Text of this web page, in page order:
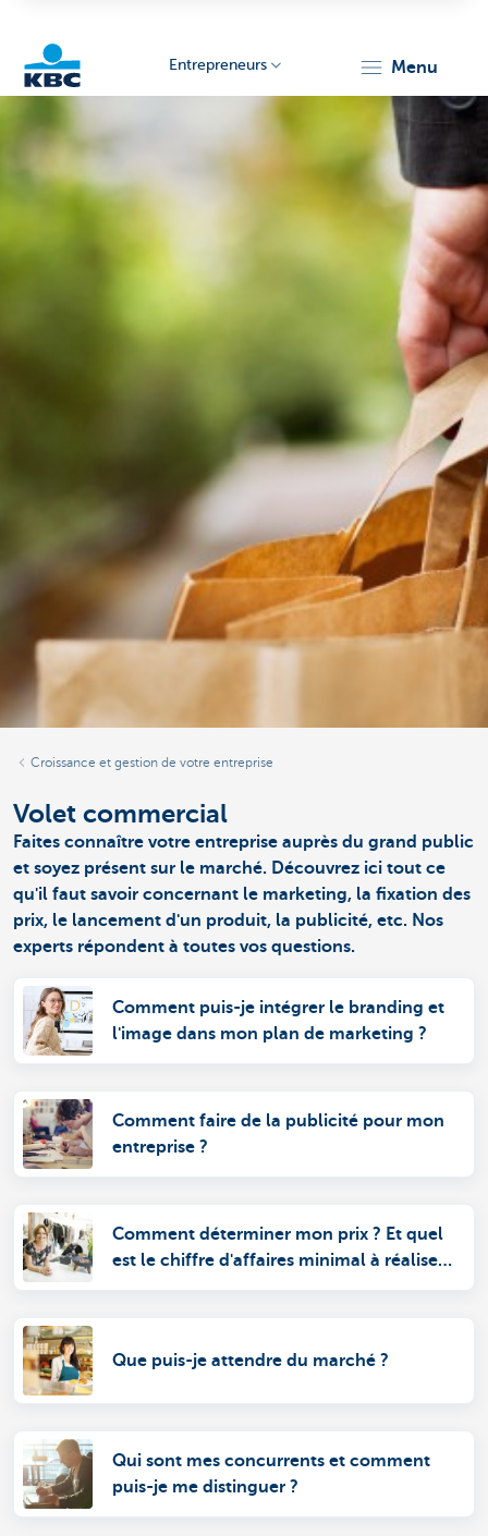
Entrepreneurs menu
Croissance et gestion de votre entreprise
Volet commercial
Faites connaître votre entreprise auprès du grand public
et soyez présent sur le marché. Découvrez ici tout ce
qu'il faut savoir concernant le marketing, la fixation des
prix, le lancement d'un produit, la publicité, etc. Nos
experts répondent à toutes vos questions.
Comment puis-je intégrer le branding et
l'image dans mon plan de marketing ?
Comment faire de la publicité pour mon
entreprise ?
Comment déterminer mon prix ? Et quel
est le chiffre d'affaires minimal à réaliser
Que puis-je attendre du marché ?
Qui sont mes concurrents et comment
puis-je me distinguer ?